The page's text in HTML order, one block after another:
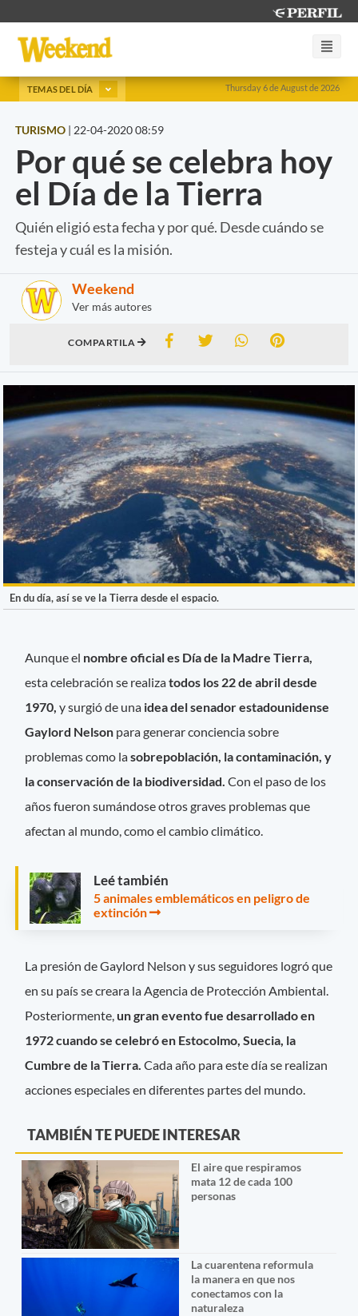
Thursday 6 de August de 2026
TEMAS DEL DÍA
TURISMO | 22-04-2020 08:59
Por qué se celebra hoy
el Día de la Tierra
Quién eligió esta fecha y por qué. Desde cuándo se
festeja y cuál es la misión.
Weekend
Ver más autores
COMPARTILA
En du día, así se ve la Tierra desde el espacio.
Aunque el nombre oficial es Día de la Madre Tierra,
esta celebración se realizatodos los 22 de abril desde
1970, y surgió de una idea del senador estadounidense
Gaylord Nelson para generar conciencia sobre
problemas como lasobrepoblación, la contaminación, y
la conservación de la biodiversidad.Con el paso de los
años fueron sumándose otros graves problemas que
afectan al mundo, como el cambio climático.
Leé también
5 animales emblemáticos en peligro de
extinción
La presión de Gaylord Nelson y sus seguidores logró que
en su país se creara la Agencia de Protección Ambiental.
Posteriormente, un gran evento fue desarrollado en
1972 cuando se celebró en Estocolmo, Suecia, la
Cumbre de la Tierra. Cada año para este día se realizan
acciones especiales en diferentes partes del mundo.
TAMBIÉN TE PUEDE INTERESAR
El aire que respiramos
mata 12 de cada 100
personas
La cuarentena reformula
la manera en que nos
conectamos con la
naturaleza